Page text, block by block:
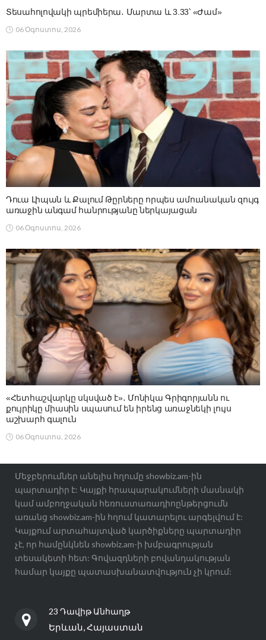
Տեսահոլովակի պրեմիերա․ Մարտա և 3.33՝ «Ժամ»
06 Օգոստոս, 2026
Դուա Լիպան և Քալում Թըրները որպես ամուսնական զույգ
առաջին անգամ հանրությանը ներկայացան
06 Օգոստոս, 2026
«Հետհաշվարկը սկսված է»․ Մոնիկա Գրիգորյանն ու
քույրիկը միասին սպասում են իրենց առաջնեկի լույս
աշխարհ գալուն
06 Օգոստոս, 2026
Մեջբերումներ անելիս հղումը showbiz.am-ին
պարտադիր է: Կայքի հրապարակումների մասնակի
կամ ամբողջական հեռուստառադիոընթերցումն
առանց showbiz.am-ին հղում կատարելու արգելվում է:
Կայքում արտահայտված կարծիքները պարտադիր
չէ, որ համընկնեն showbiz.am-ի խմբագրության
տեսակետի հետ: Գովազդների բովանդակության
համար կայքը պատասխանատվություն չի կրում:
23 Դավիթ Անհաղթ
Երևան, Հայաստան